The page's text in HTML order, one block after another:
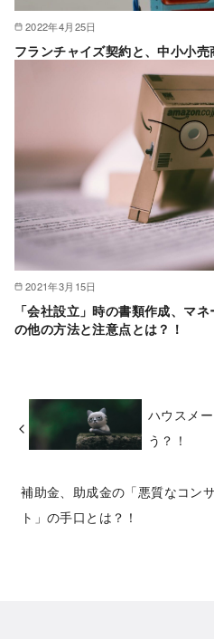
2022年4月25日
フランチャイズ契約と、中小小
2021年3月15日
「会社設立」時の書類作成、マ
の他の方法と注意点とは？！
ハウスメ
う？！
補助金、助成金の「悪質なコン
ト」の手口とは？！